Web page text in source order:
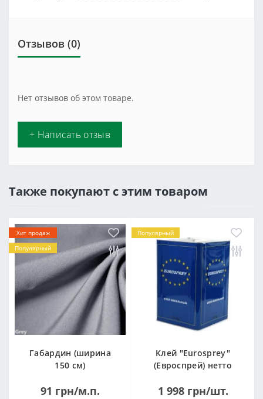
Отзывов (0)
Нет отзывов об этом товаре.
+ Написать отзыв
Также покупают с этим товаром
Хит продаж
Популярный
Габардин (ширина
150 см)
91 грн/м.п.
Популярный
Клей "Eurosprey"
(Евроспрей) нетто
1 998 грн/шт.